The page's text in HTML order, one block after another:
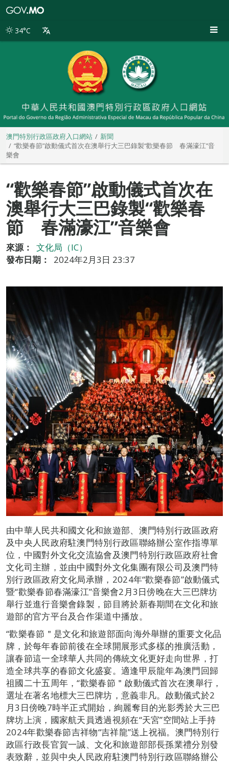
別
34°C
澳門特別行政區政府入口網站
新聞
“歡樂春節”啟動儀式首次在澳舉行大三巴錄製“歡樂春節 春滿濠江”音
樂會
“歡樂春節”啟動儀式首次在
澳舉行大三巴錄製“歡樂春
節 春滿濠江”音樂會
來源：
文化局（IC）
發布日期：
2024年2月3日 23:37
由中華人民共和國文化和旅遊部、澳門特別行政區政府
及中央人民政府駐澳門特別行政區聯絡辦公室作指導單
位，中國對外文化交流協會及澳門特別行政區政府社會
文化司主辦，並由中國對外文化集團有限公司及澳門特
別行政區政府文化局承辦，2024年“歡樂春節”啟動儀式
暨“歡樂春節春滿濠江”音樂會2月3日傍晚在大三巴牌坊
舉行並進行音樂會錄製，節目將於新春期間在文化和旅
遊部的官方平台及合作渠道中播放。
“歡樂春節＂是文化和旅遊部面向海外舉辦的重要文化品
牌，於每年春節前後在全球開展形式多樣的推廣活動，
讓春節這一全球華人共同的傳統文化更好走向世界，打
造全球共享的春節文化盛宴。適逢甲辰龍年為澳門回歸
祖國二十五周年，“歡樂春節＂啟動儀式首次在澳舉行，
選址在著名地標大三巴牌坊，意義非凡。啟動儀式於2
月3日傍晚7時半正式開始，絢麗奪目的光影秀於大三巴
牌坊上演，國家航天員透過視頻在“天宮”空間站上手持
2024年歡樂春節吉祥物“吉祥龍”送上祝福。澳門特別行
政區行政長官賀一誠、文化和旅遊部部長孫業禮分別發
表致辭，並與中央人民政府駐澳門特別行政區聯絡辦公